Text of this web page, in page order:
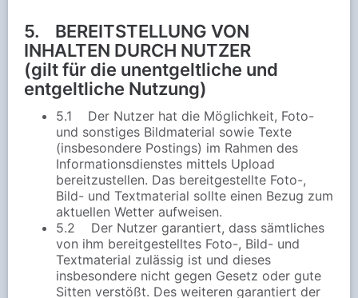
5. BEREITSTELLUNG VON
INHALTEN DURCH NUTZER
(gilt für die unentgeltliche und
entgeltliche Nutzung)
5.1 Der Nutzer hat die Möglichkeit, Foto-
und sonstiges Bildmaterial sowie Texte
(insbesondere Postings) im Rahmen des
Informationsdienstes mittels Upload
bereitzustellen. Das bereitgestellte Foto-,
Bild- und Textmaterial sollte einen Bezug zum
aktuellen Wetter aufweisen.
5.2 Der Nutzer garantiert, dass sämtliches
von ihm bereitgestelltes Foto-, Bild- und
Textmaterial zulässig ist und dieses
insbesondere nicht gegen Gesetz oder gute
Sitten verstößt. Des weiteren garantiert der